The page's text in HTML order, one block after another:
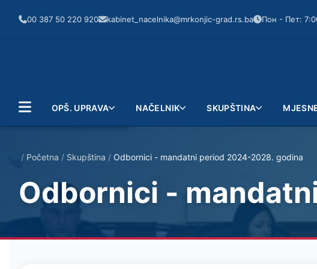
00 387 50 220 920 kabinet_nacelnika@mrkonjic-grad.rs.ba Пон - Пет:
OPŠ. UPRAVA NAČELNIK SKUPŠTINA
/ Početna / Skupština / Odbornici - mandatni period 2024-2028. godina
Odbornici -